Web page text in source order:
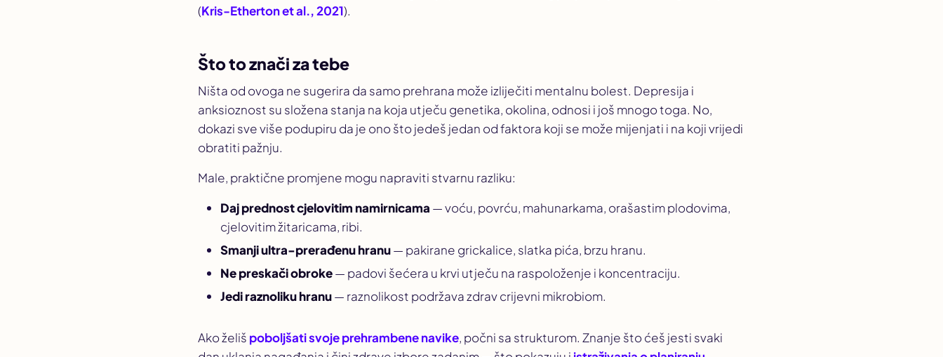
(Kris-Etherton et al., 2021).
Što to znači za tebe
Ništa od ovoga ne sugerira da samo prehrana može izliječiti mentalnu bolest. Depresija i
anksioznost su složena stanja na koja utječu genetika, okolina, odnosi i još mnogo toga. No,
dokazi sve više podupiru da je ono što jedeš jedan od faktora koji se može mijenjati i na koji vrijedi
obratiti pažnju.
Male, praktične promjene mogu napraviti stvarnu razliku:
Daj prednost cjelovitim namirnicama — voću, povrću, mahunarkama, orašastim plodovima,
cjelovitim žitaricama, ribi.
Smanji ultra-prerađenu hranu— pakirane grickalice, slatka pića, brzu hranu.
Ne preskači obroke— padovi šećera u krvi utječu na raspoloženje i koncentraciju.
Jedi raznoliku hranu— raznolikost podržava zdrav crijevni mikrobiom.
Ako želiš poboljšati svoje prehrambene navike, počni sa strukturom. Znanje što ćeš jesti svaki